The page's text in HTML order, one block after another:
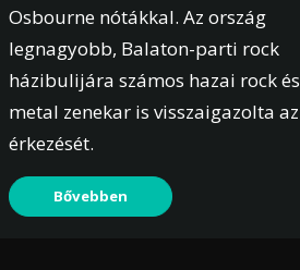
Osbourne nótákkal. Az ország
legnagyobb, Balaton-parti rock
házibulijára számos hazai rock és
metal zenekar is visszaigazolta az
érkezését.
Bővebben